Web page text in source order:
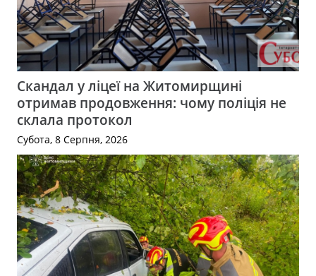
Скандал у ліцеї на Житомирщині
отримав продовження: чому поліція не
склала протокол
Субота, 8 Серпня, 2026